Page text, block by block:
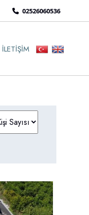
02526060536
İLETIŞIM